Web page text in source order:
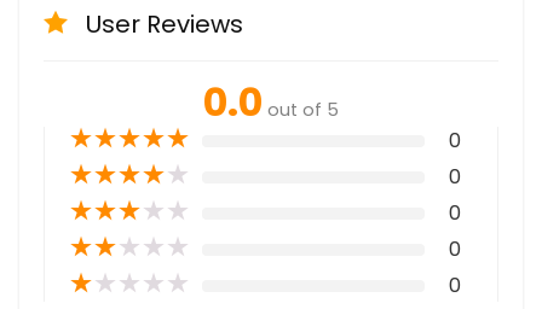
User Reviews
0.0 out of 5
★★★★★ 0
★★★★★ 0
★★★★★ 0
★★★★★ 0
★★★★★ 0